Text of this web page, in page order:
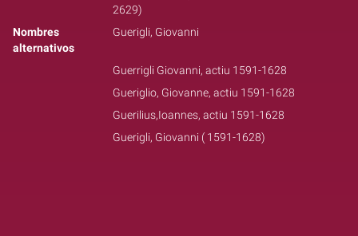
2629)
Nombres
alternativos
Guerigli, Giovanni
Guerrigli Giovanni, actiu 1591-1628
Gueriglio, Giovanne, actiu 1591-1628
Guerilius,Ioannes, actiu 1591-1628
Guerigli, Giovanni ( 1591-1628)